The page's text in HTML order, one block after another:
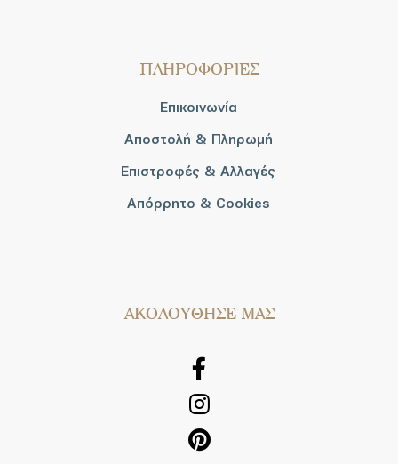
ΠΛΗΡΟΦΟΡΙΕΣ
Επικοινωνία
Αποστολή & Πληρωμή
Επιστροφές & Αλλαγές
Απόρρητο & Cookies
AΚΟΛΟΥΘΗΣΕ ΜΑΣ